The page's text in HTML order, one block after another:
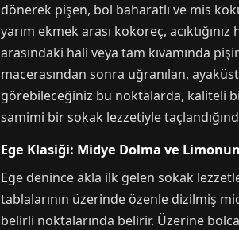
dönerek pişen, bol baharatlı ve mis
yarım ekmek arası kokoreç,
arasındaki hali veya tam kıvamında
macerasından sonra uğranılan,
görebileceğiniz bu noktalarda, kaliteli
samimi bir sokak lezzetiyle
Ege Klasiği: Midye Dolma ve
Ege denince akla ilk gelen sokak
tablalarının üzerinde özenle dizilmiş
belirli noktalarında belirir. Üzerine